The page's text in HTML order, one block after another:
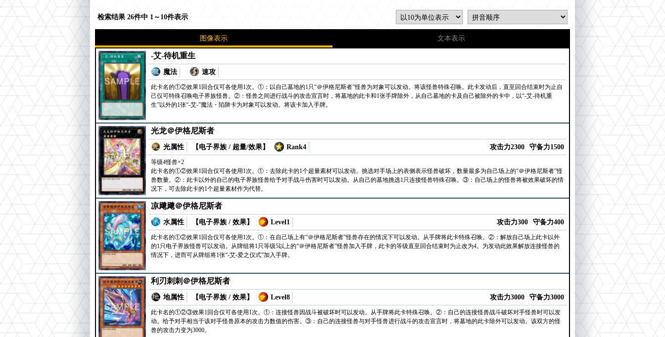
检索结果 26件中 1～10件表示
图像表示 文本表示
-艾-待机重生
魔法 速攻
此卡名的①②效果1回合仅可各使用1次。①：以自己墓地的1只“＠伊格尼斯者”怪兽为对象可以发动。将该怪兽特殊召唤。此卡发动后，直至回合结束时为止自
己仅可特殊召唤电子界族怪兽。②：怪兽之间进行战斗的攻击宣言时，将墓地的此卡和1张手牌除外，从自己墓地的卡及自己被除外的卡中，以“-艾-待机重
生”以外的1张“-艾-”魔法・陷阱卡为对象可以发动。将该卡加入手牌。
光龙＠伊格尼斯者
光属性 【电子界族 / 超量/效果】 Rank4 攻击力2300 守备力1500
等级4怪兽×2
此卡名的①②效果1回合仅可各使用1次。①：去除此卡的1个超量素材可以发动。挑选对手场上的表侧表示怪兽破坏，数量最多为自己场上的“＠伊格尼斯者”怪
兽数量。②：此卡以外的自己的电子界族怪兽给予对手战斗伤害时可以发动。从自己的墓地挑选1只连接怪兽特殊召唤。③：自己场上的怪兽将被效果破坏的情
况下，可去除此卡的1个超量素材作为代替。
凉飕飕＠伊格尼斯者
水属性 【电子界族 / 效果】 Level1 攻击力300 守备力400
此卡名的①②效果1回合仅可各使用1次。①：在自己场上有“＠伊格尼斯者”怪兽存在的情况下可以发动。从手牌将此卡特殊召唤。②：解放自己场上此卡以外
的1只电子界族怪兽可以发动。从牌组将1只等级5以上的“＠伊格尼斯者”怪兽加入手牌，此卡的等级直至回合结束时为止改为4。为发动此效果解放连接怪兽的
情况下，进而可从牌组将1张“-艾-爱之仪式”加入手牌。
利刃刺刺＠伊格尼斯者
地属性 【电子界族 / 效果】 Level8 攻击力3000 守备力3000
此卡名的①②③效果1回合仅可各使用1次。①：连接怪兽因战斗被破坏时可以发动。从手牌将此卡特殊召唤。②：自己的连接怪兽战斗破坏对手怪兽时可以发
动。给予对手相当于该对手怪兽原本的攻击力数值的伤害。③：自己的连接怪兽与对手怪兽进行战斗的攻击宣言时，将墓地的此卡除外可以发动。该双方的怪
兽的攻击力变为3000。